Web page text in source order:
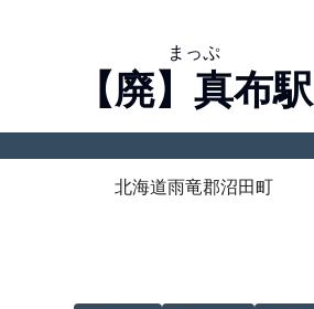
まっぷ
【廃】真布駅
北海道雨竜郡沼田町